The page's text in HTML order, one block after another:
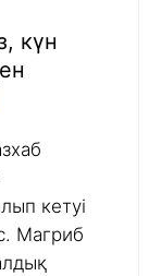
күн
кетуі
Магриб